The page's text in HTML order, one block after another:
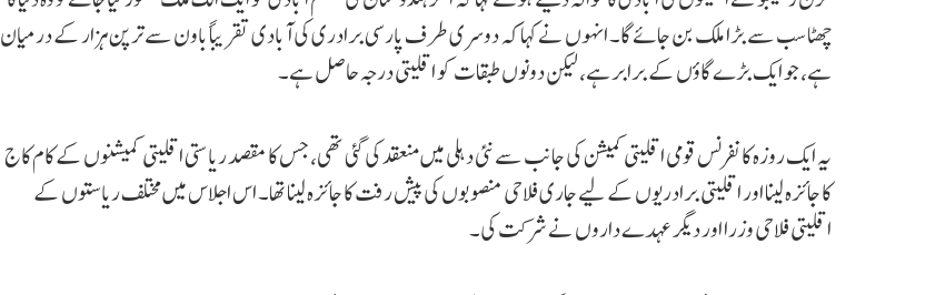
چھٹا سب سے بڑا ملک بن جائے گا۔ انہوں نے کہا کہ دوسری طرف پارسی برادری کی آبادی تقریباً باون سے ترپن ہزار کے درمیان
ہے، جو ایک بڑے گاؤں کے برابر ہے، لیکن دونوں طبقات کو اقلیتی درجہ حاصل ہے۔
یہ ایک روزہ کانفرنس قومی اقلیتی کمیشن کی جانب سے نئی دہلی میں منعقد کی گئی تھی، جس کا مقصد ریاستی اقلیتی کمیشنوں کے کام کاج
کا جائزہ لینا اور اقلیتی برادریوں کے لیے جاری فلاحی منصوبوں کی پیش رفت کا جائزہ لینا تھا۔ اس اجلاس میں مختلف ریاستوں کے
اقلیتی فلاحی وزرا اور دیگر عہدے داروں نے شرکت کی۔